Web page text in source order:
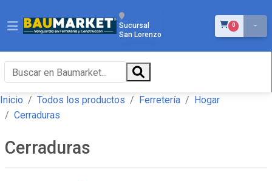
Sucursal
San Lorenzo
0ÍTEMS EN EL
Inicio Todos los productos Ferretería
Hogar
Cerraduras
Cerraduras